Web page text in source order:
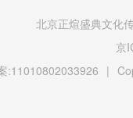
北京正煊盛典文化
京
:11010802033926 |